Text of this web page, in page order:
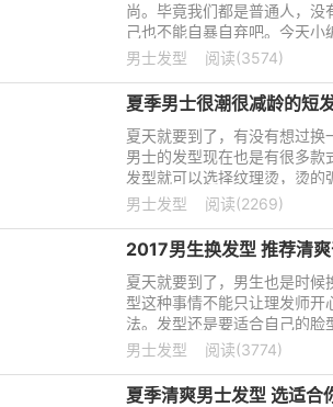
尚。毕竟我们都是普通人，没
己也不能自暴自弃吧。今天小
型，适合脸比较肉一点的男士
男士发型 阅读(3574)
夏季男士很潮很减龄的短
夏天就要到了，有没有想过换
男士的发型现在也是有很多款
发型就可以选择纹理烫，烫的
含蓄的时尚感。这个夏天，一
男士发型 阅读(2269)
2017男生换发型 推荐清
夏天就要到了，男生也是时候
型这种事情不能只让理发师开
法。发型还是要适合自己的脸
天小编就推荐几种比较清爽干
男士发型 阅读(3774)
夏季清爽男士发型 选适合